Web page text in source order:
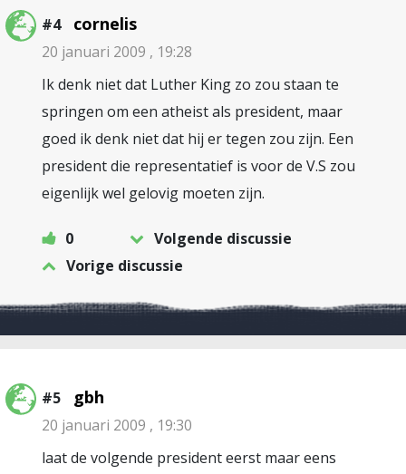
#4 cornelis
20 januari 2009 , 19:28
Ik denk niet dat Luther King zo zou staan te
springen om een atheist als president, maar
goed ik denk niet dat hij er tegen zou zijn. Een
president die representatief is voor de V.S zou
eigenlijk wel gelovig moeten zijn.
0
Volgende discussie
Vorige discussie
#5 gbh
20 januari 2009 , 19:30
laat de volgende president eerst maar eens